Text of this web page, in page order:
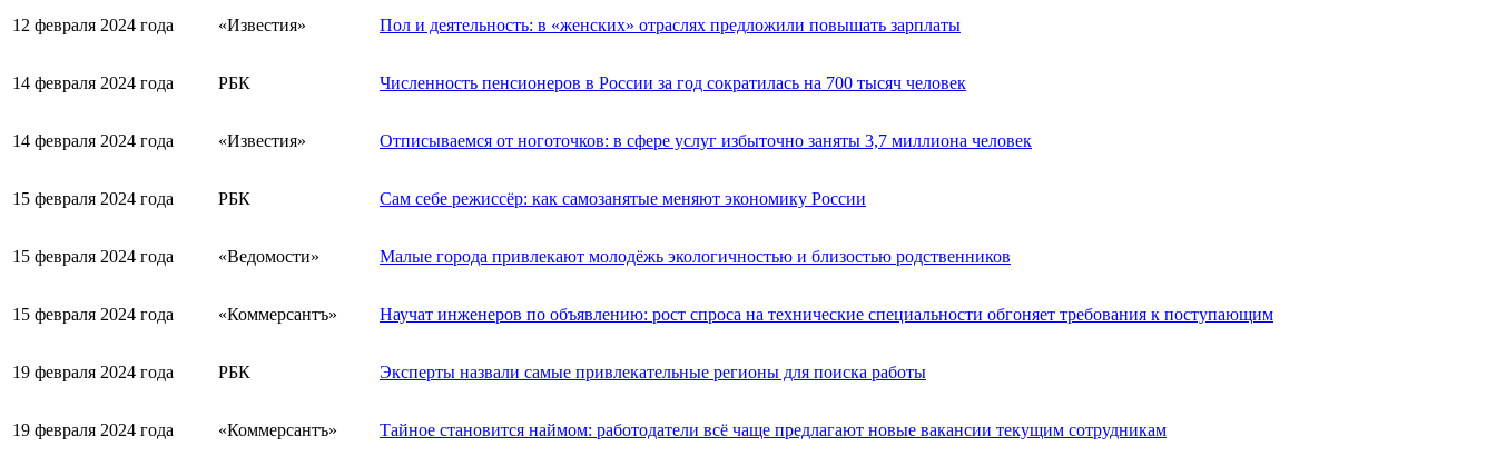
12 февраля 2024 года «Известия» Пол и деятельность: в «женских» отраслях предложили повышать зарплаты
14 февраля 2024 года РБК Численность пенсионеров в России за год сократилась на 700 тысяч человек
14 февраля 2024 года «Известия» Отписываемся от ноготочков: в сфере услуг избыточно заняты 3,7 миллиона человек
15 февраля 2024 года РБК Сам себе режиссёр: как самозанятые меняют экономику России
15 февраля 2024 года «Ведомости» Малые города привлекают молодёжь экологичностью и близостью родственников
15 февраля 2024 года «Коммерсантъ» Научат инженеров по объявлению: рост спроса на технические специальности обгоняет требования к поступающим
19 февраля 2024 года РБК Эксперты назвали самые привлекательные регионы для поиска работы
19 февраля 2024 года «Коммерсантъ» Тайное становится наймом: работодатели всё чаще предлагают новые вакансии текущим сотрудникам